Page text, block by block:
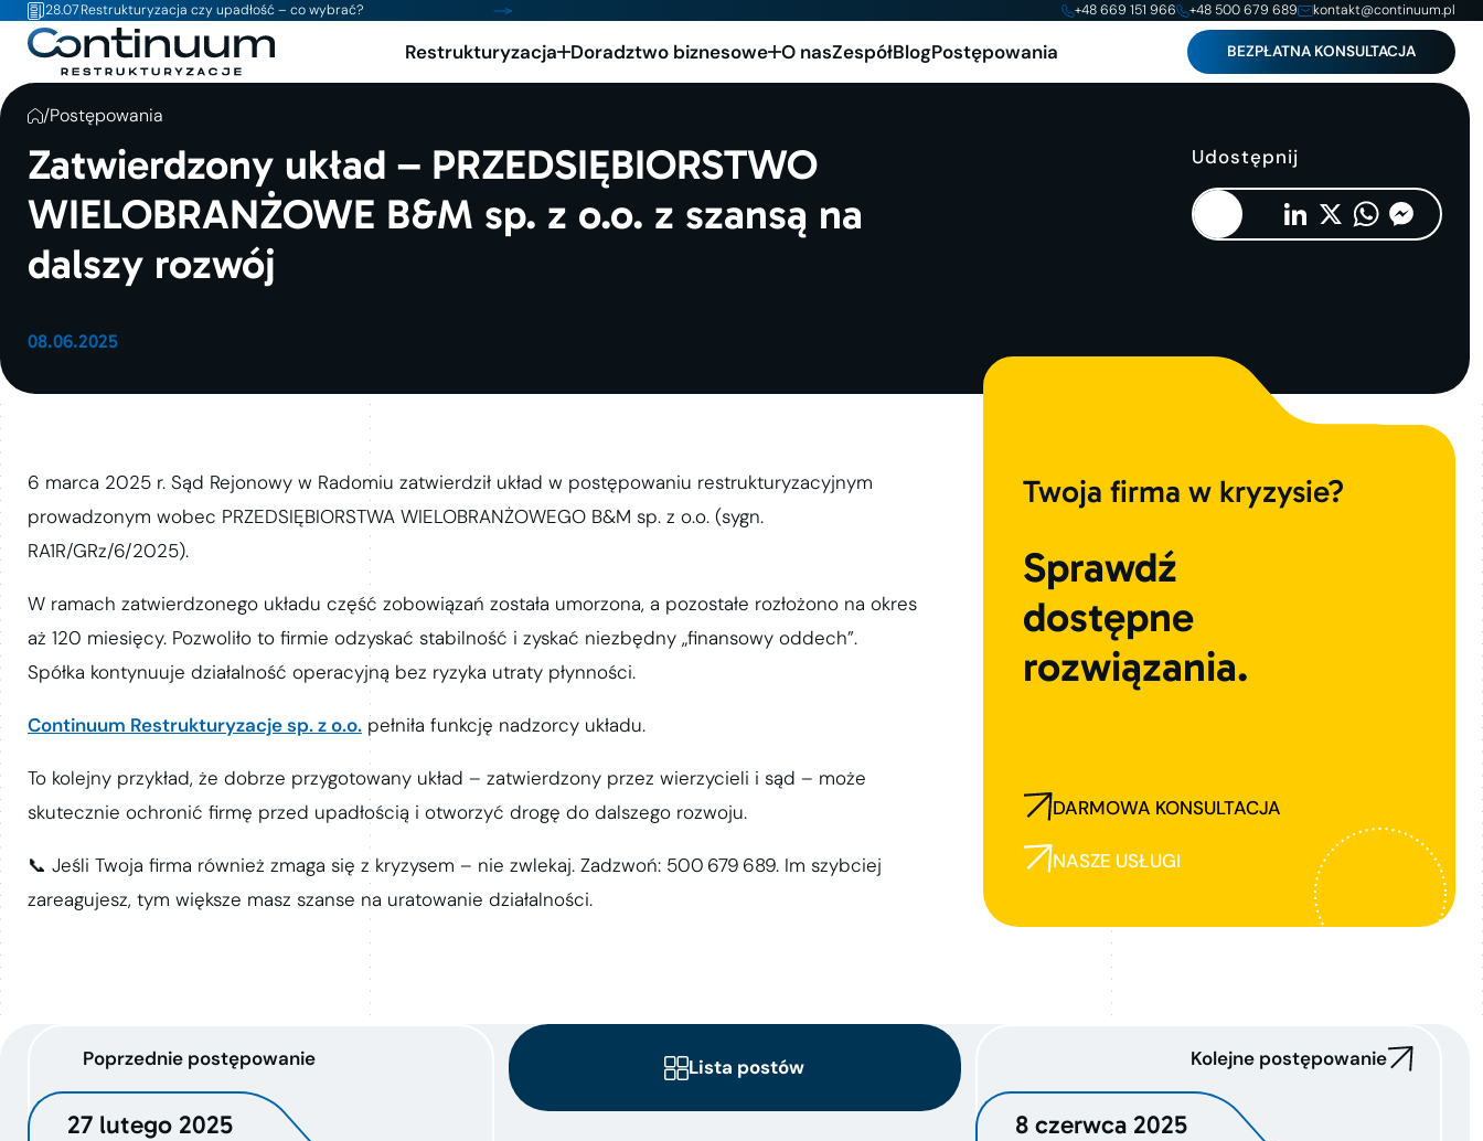
28.07Restrukturyzacja czy upadłość – co wybrać? +48 669 151 966 +48 500 679 689 kontakt@continuum.pl
Restrukturyzacja Doradztwo biznesowe O nasZespółBlogPostępowania BEZPŁATNA KONSULTACJA
/Postępowania
Zatwierdzony układ – PRZEDSIĘBIORSTWO
WIELOBRANŻOWE B&M sp. z o.o. z szansą na
dalszy rozwój
Udostępnij
Copy
Facebook
LinkedIn
X WhatsApp
Messenger
08.06.2025
6 marca 2025 r. Sąd Rejonowy w Radomiu zatwierdził układ w postępowaniu restrukturyzacyjnym
prowadzonym wobec PRZEDSIĘBIORSTWA WIELOBRANŻOWEGO B&M sp. z o.o. (sygn.
RA1R/GRz/6/2025).
W ramach zatwierdzonego układu część zobowiązań została umorzona, a pozostałe rozłożono na okres
aż 120 miesięcy. Pozwoliło to firmie odzyskać stabilność i zyskać niezbędny „finansowy oddech”.
Spółka kontynuuje działalność operacyjną bez ryzyka utraty płynności.
Continuum Restrukturyzacje sp. z o.o. pełniła funkcję nadzorcy układu.
To kolejny przykład, że dobrze przygotowany układ – zatwierdzony przez wierzycieli i sąd – może
skutecznie ochronić firmę przed upadłością i otworzyć drogę do dalszego rozwoju.
📞 Jeśli Twoja firma również zmaga się z kryzysem – nie zwlekaj. Zadzwoń: 500 679 689. Im szybciej
zareagujesz, tym większe masz szanse na uratowanie działalności.
Twoja firma w kryzysie?
Sprawdź
dostępne
rozwiązania.
DARMOWA KONSULTACJA
NASZE USŁUGI
Poprzednie postępowanie
27 lutego 2025
Lista postów Kolejne postępowanie
8 czerwca 2025